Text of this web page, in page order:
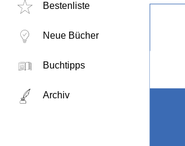
Bestenliste
Neue Bücher
Buchtipps
Archiv